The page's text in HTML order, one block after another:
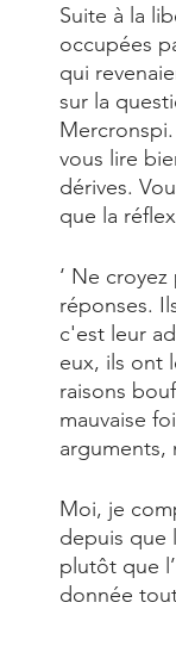
Suite à la
occupées
qui
sur la
Mercronspi.
vous lire
dérives.
que la
‘ Ne
réponses.
c'est leur
eux, ils ont
raisons
mauvaise
arguments,
Moi, je
depuis que
plutôt que
donnée